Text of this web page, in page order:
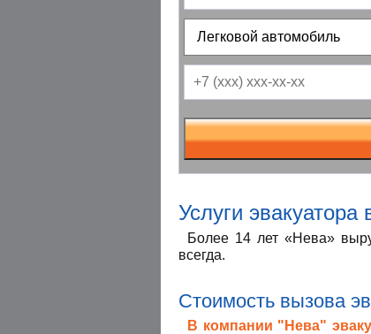
Услуги эвакуатора
Более 14 лет «Нева»
всегда.
Стоимость вызова
В компании "Нева"